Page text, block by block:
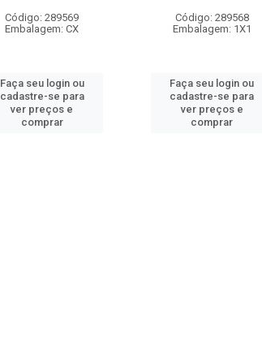
Código: 289569
Embalagem: CX
Faça seu login ou
cadastre-se para
ver preços e
comprar
Código: 289568
Embalagem: 1X1
Faça seu login ou
cadastre-se para
ver preços e
comprar